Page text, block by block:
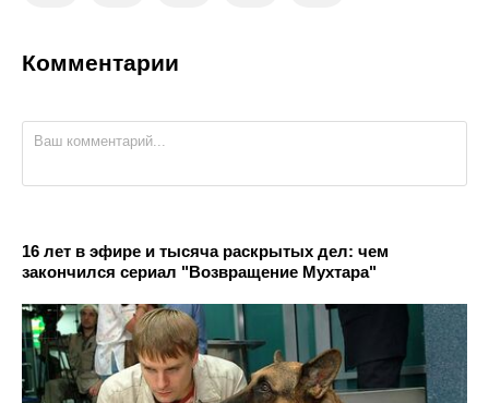
Комментарии
16 лет в эфире и тысяча раскрытых дел: чем
закончился сериал "Возвращение Мухтара"